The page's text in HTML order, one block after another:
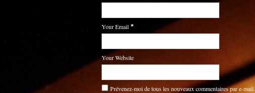
Your Email *
Your Website
Prévenez-moi de tous les nouveaux commentaires par e-mail.